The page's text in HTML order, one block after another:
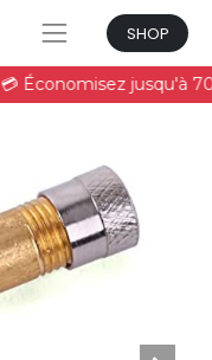
SHOP
💳 Économisez jusqu'à